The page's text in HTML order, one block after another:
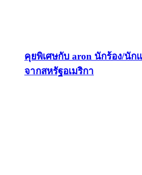
คุยพิเศษกับ aron นักร้อง/นัก
จากสหรัฐอเมริกา